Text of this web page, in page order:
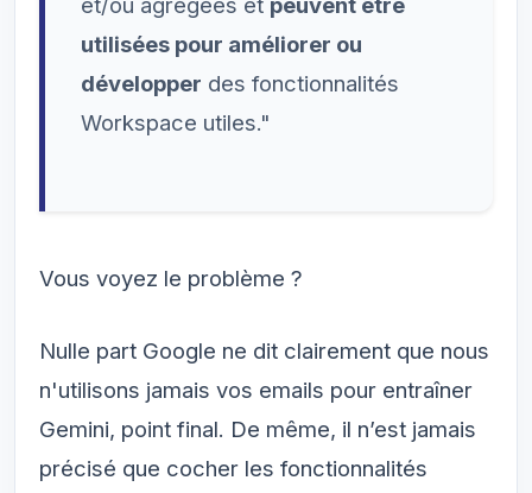
utilisées pour améliorer ou
développer des fonctionnalités
Workspace utiles."
Vous voyez le problème ?
Nulle part Google ne dit clairement que nous
n'utilisons jamais vos emails pour entraîner
Gemini, point final. De même, il n’est jamais
précisé que cocher les fonctionnalités